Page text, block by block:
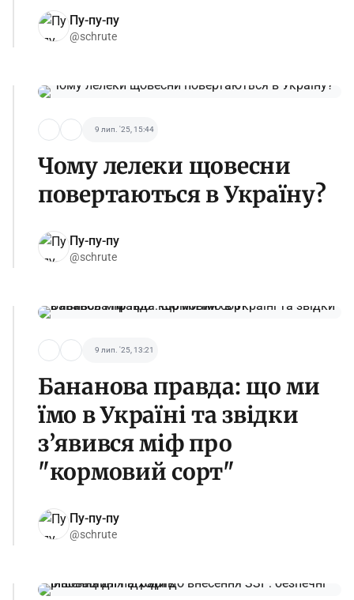
Пу-пу-пу
@schrute
9 лип. '25, 15:44
Чому лелеки щовесни
повертаються в Україну?
Пу-пу-пу
@schrute
9 лип. '25, 13:21
Бананова правда: що ми
їмо в Україні та звідки
з’явився міф про
"кормовий сорт"
Пу-пу-пу
@schrute